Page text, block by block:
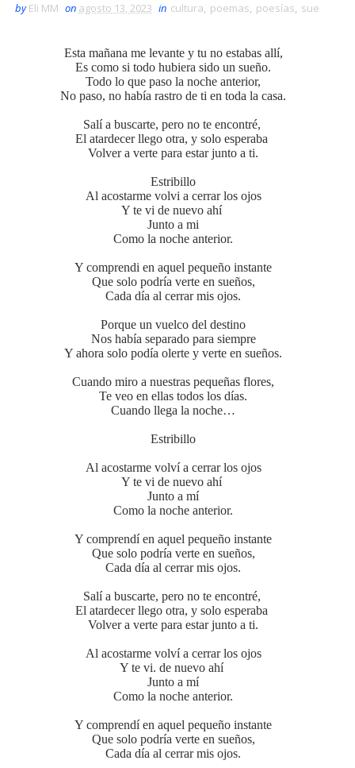
by Eli MM on agosto 13, 2023 in cultura, poemas, poesías, sue
Esta mañana me levante y tu no estabas allí,
Es como si todo hubiera sido un sueño.
Todo lo que paso la noche anterior,
No paso, no había rastro de ti en toda la casa.
Salí a buscarte, pero no te encontré,
El atardecer llego otra, y solo esperaba
Volver a verte para estar junto a ti.
Estribillo
Al acostarme volvi a cerrar los ojos
Y te vi de nuevo ahí
Junto a mi
Como la noche anterior.
Y comprendi en aquel pequeño instante
Que solo podría verte en sueños,
Cada día al cerrar mis ojos.
Porque un vuelco del destino
Nos había separado para siempre
Y ahora solo podía olerte y verte en sueños.
Cuando miro a nuestras pequeñas flores,
Te veo en ellas todos los días.
Cuando llega la noche…
Estribillo
Al acostarme volví a cerrar los ojos
Y te vi de nuevo ahí
Junto a mí
Como la noche anterior.
Y comprendí en aquel pequeño instante
Que solo podría verte en sueños,
Cada día al cerrar mis ojos.
Salí a buscarte, pero no te encontré,
El atardecer llego otra, y solo esperaba
Volver a verte para estar junto a ti.
Al acostarme volví a cerrar los ojos
Y te vi. de nuevo ahí
Junto a mí
Como la noche anterior.
Y comprendí en aquel pequeño instante
Que solo podría verte en sueños,
Cada día al cerrar mis ojos.